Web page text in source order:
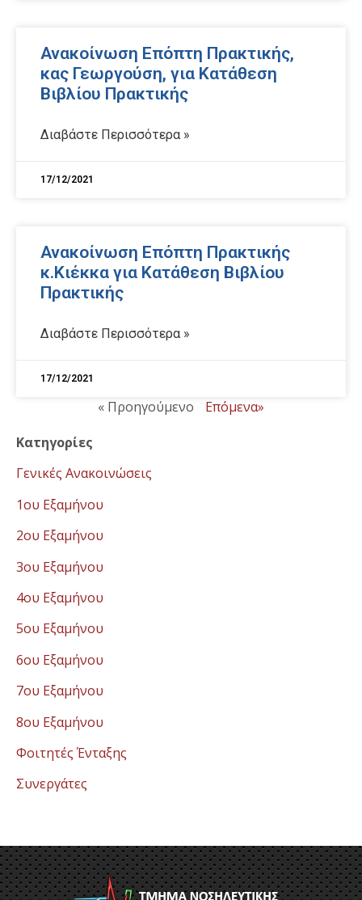
Ανακοίνωση Επόπτη Πρακτικής,
κας Γεωργούση, για Κατάθεση
Βιβλίου Πρακτικής
Διαβάστε Περισσότερα »
17/12/2021
Ανακοίνωση Επόπτη Πρακτικής
κ.Κιέκκα για Κατάθεση Βιβλίου
Πρακτικής
Διαβάστε Περισσότερα »
17/12/2021
« Προηγούμενο
Επόμενα»
Κατηγορίες
Γενικές Ανακοινώσεις
1ου Εξαμήνου
2ου Εξαμήνου
3ου Εξαμήνου
4ου Εξαμήνου
5ου Εξαμήνου
6ου Εξαμήνου
7ου Εξαμήνου
8ου Εξαμήνου
Φοιτητές Ένταξης
Συνεργάτες